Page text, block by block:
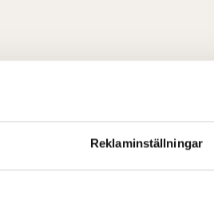
Reklaminställningar